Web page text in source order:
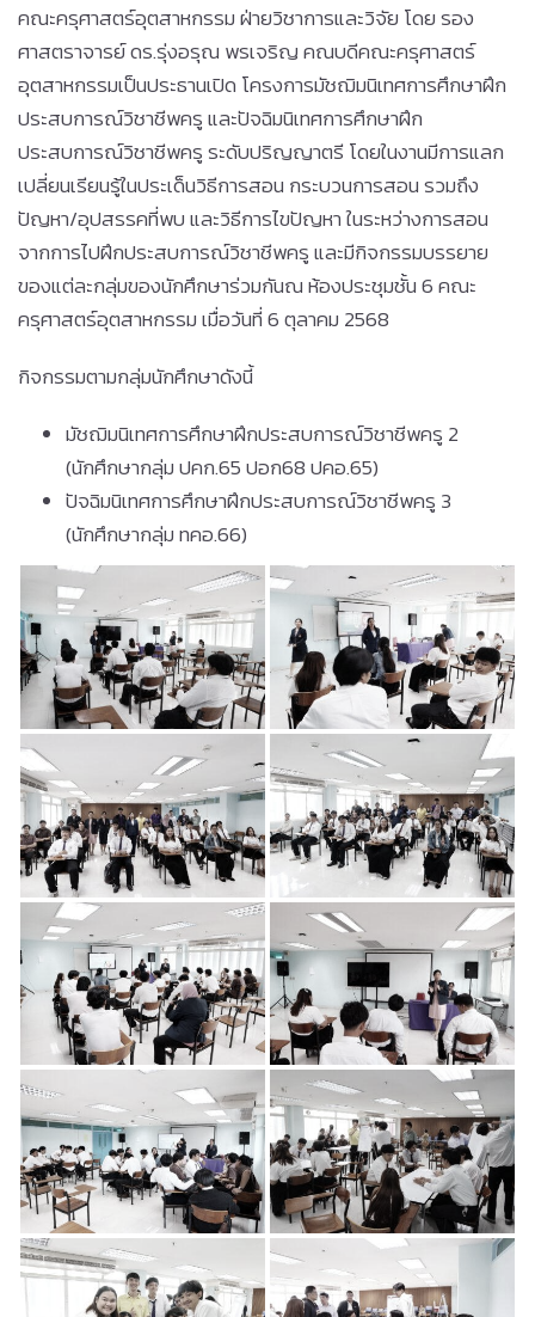
คณะครุศาสตร์อุตสาหกรรม ฝ่ายวิชาการและวิจัย โดย รอง
ศาสตราจารย์ ดร.รุ่งอรุณ พรเจริญ คณบดีคณะครุศาสตร์
อุตสาหกรรมเป็นประธานเปิด โครงการมัชฌิมนิเทศการศึกษาฝึก
ประสบการณ์วิชาชีพครู และปัจฉิมนิเทศการศึกษาฝึก
ประสบการณ์วิชาชีพครู ระดับปริญญาตรี โดยในงานมีการแลก
เปลี่ยนเรียนรู้ในประเด็นวิธีการสอน กระบวนการสอน รวมถึง
ปัญหา/อุปสรรคที่พบ และวิธีการไขปัญหา ในระหว่างการสอน
จากการไปฝึกประสบการณ์วิชาชีพครู และมีกิจกรรมบรรยาย
ของแต่ละกลุ่มของนักศึกษาร่วมกันณ ห้องประชุมชั้น 6 คณะ
ครุศาสตร์อุตสาหกรรม เมื่อวันที่ 6 ตุลาคม 2568
กิจกรรมตามกลุ่มนักศึกษาดังนี้
มัชฌิมนิเทศการศึกษาฝึกประสบการณ์วิชาชีพครู 2
(นักศึกษากลุ่ม ปคก.65 ปอก68 ปคอ.65)
ปัจฉิมนิเทศการศึกษาฝึกประสบการณ์วิชาชีพครู 3
(นักศึกษากลุ่ม ทคอ.66)